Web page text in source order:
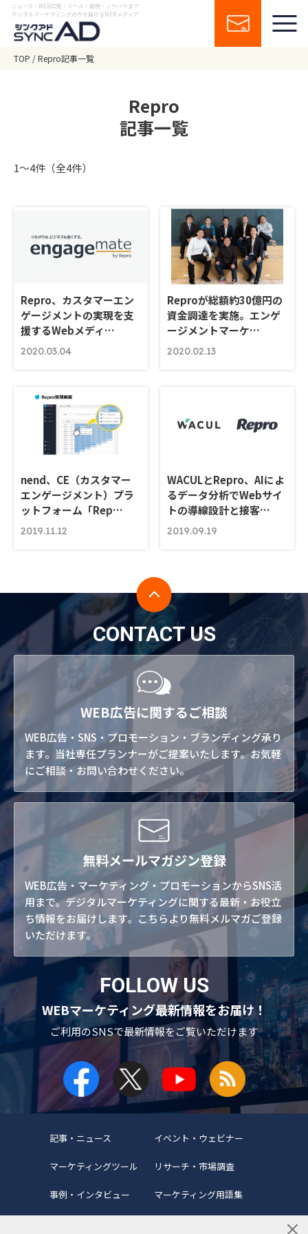
ニュース・WEB広告・ツール・事例・ノウハウまで
デジタルマーケティングの今を届けるWEBメディア
TOP Repro記事一覧
Repro
記事一覧
1〜4件（全4件）
Repro、カスタマーエン
ゲージメントの実現を支
援するWebメディ…
2020.03.04
Reproが総額約30億円の
資金調達を実施。エンゲ
ージメントマーケ…
2020.02.13
nend、CE（カスタマー
エンゲージメント）プラ
ットフォーム「Rep…
2019.11.12
WACULとRepro、AIによ
るデータ分析でWebサイ
トの導線設計と接客…
2019.09.19
CONTACT US
WEB広告に関するご相談
WEB広告・SNS・プロモーション・ブランディング承り
ます。当社専任プランナーがご提案いたします。お気軽
にご相談・お問い合わせください。
無料メールマガジン登録
WEB広告・マーケティング・プロモーションからSNS活
用まで。デジタルマーケティングに関する最新・お役立
ち情報をお届けします。こちらより無料メルマガご登録
いただけます。
FOLLOW US
WEBマーケティング最新情報をお届け！
ご利用のSNSで最新情報をご覧いただけます
記事・ニュース イベント・ウェビナー
マーケティングツール リサーチ・市場調査
事例・インタビュー マーケティング用語集